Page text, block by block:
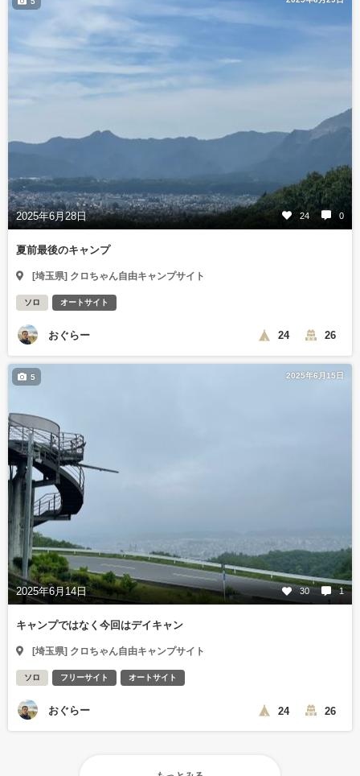
2025年6月28日 24 0
夏前最後のキャンプ
[埼玉県] クロちゃん自由キャンプサイト
ソロ オートサイト
おぐらー 24 26
2025年6月15日
2025年6月14日 30 1
5
キャンプではなく今回はデイキャン
[埼玉県] クロちゃん自由キャンプサイト
ソロ フリーサイト オートサイト
おぐらー 24 26